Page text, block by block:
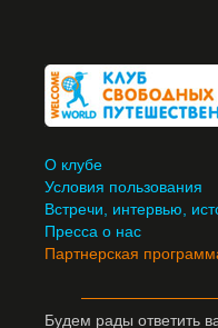
О клубе
Условия пользования
Встречи, интервью,
Пресса о нас
Партнерская
Будем рады ответить